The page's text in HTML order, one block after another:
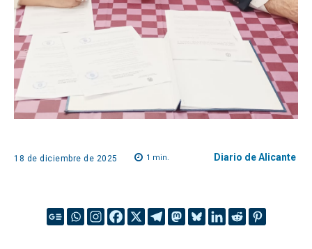
18 de diciembre de 2025 1 min. Diario de Alicante